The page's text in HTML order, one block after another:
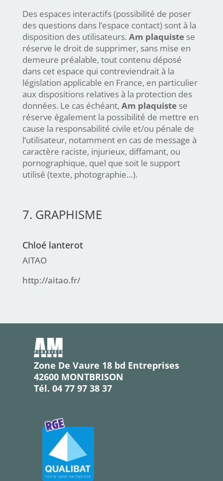
Des espaces interactifs (possibilité de poser
des questions dans l’espace contact) sont à la
disposition des utilisateurs. Am plaquistese
réserve le droit de supprimer, sans mise en
demeure préalable, tout contenu déposé
dans cet espace qui contreviendrait à la
législation applicable en France, en particulier
aux dispositions relatives à la protection des
données. Le cas échéant, Am plaquiste se
réserve également la possibilité de mettre en
cause la responsabilité civile et/ou pénale de
l’utilisateur, notamment en cas de message à
caractère raciste, injurieux, diffamant, ou
pornographique, quel que soit le support
utilisé (texte, photographie…).
7. GRAPHISME
Chloé lanterot
AITAO
http://aitao.fr/
Zone De Vaure 18 bd Entreprises
42600 MONTBRISON
Tél. 04 77 97 38 37